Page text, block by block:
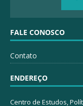
FALE CONOSCO
Contato
ENDEREÇO
Centro de Estudos,